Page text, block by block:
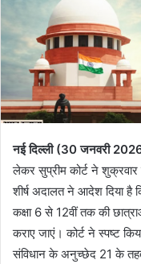
नई दिल्ली (30 जनवरी
लेकर सुप्रीम कोर्ट ने
शीर्ष अदालत ने आदेश दिया
कक्षा 6 से 12वीं तक की
कराए जाएं। कोर्ट ने स्पष्ट
संविधान के अनुच्छेद 21 के